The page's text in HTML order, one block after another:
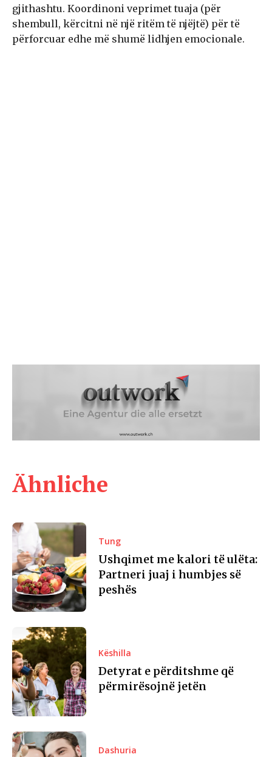
Ähnliche
Tung
Ushqimet me kalori të ulëta:
Partneri juaj i humbjes së
peshës
Këshilla
Detyrat e përditshme që
përmirësojnë jetën
Dashuria
gjithashtu. Koordinoni veprimet tuaja (për
shembull, kërcitni në një ritëm të njëjtë) për të
përforcuar edhe më shumë lidhjen emocionale.